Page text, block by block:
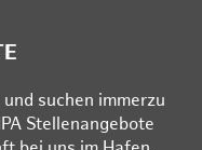
su­chen im­mer­zu
Stel­len­an­ge­bo­te